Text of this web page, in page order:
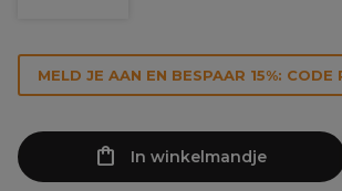
MELD JE AAN EN BESPAAR 15%: CODE
In winkelmandje